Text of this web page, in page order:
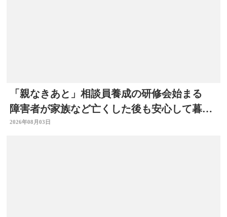
「親なきあと」相談員養成の研修会始まる
障害者が家族など亡くした後も安心して暮ら
せるように 大分
2026年08月03日